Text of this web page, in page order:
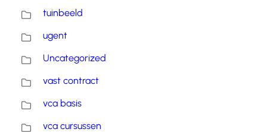
tuinbeeld
ugent
Uncategorized
vast contract
vca basis
vca cursussen